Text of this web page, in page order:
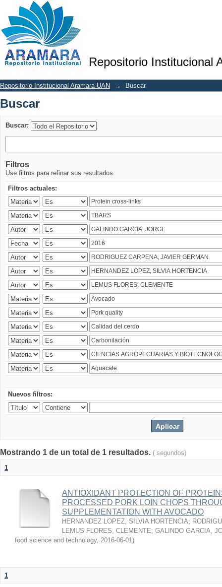
Repositorio Institucional
Buscar
Repositorio Institucional Aramara-UAN → Buscar
Buscar
Buscar:
Filtros
Use filtros para refinar sus resultados.
Filtros actuales:
Nuevos filtros:
Mostrando 1 de un total de 1 resultados. ( segundos)
1
ANTIOXIDANT PROTECTION OF
PROCESSED PORK LOIN CHOPS
SUPPLEMENTATION WITH AVOCADO
HERNANDEZ LOPEZ, SILVIA HORTENCIA;
LEMUS FLORES, CLEMENTE; GALINDO GARCIA,
food science and technology, 2016-06-01)
1